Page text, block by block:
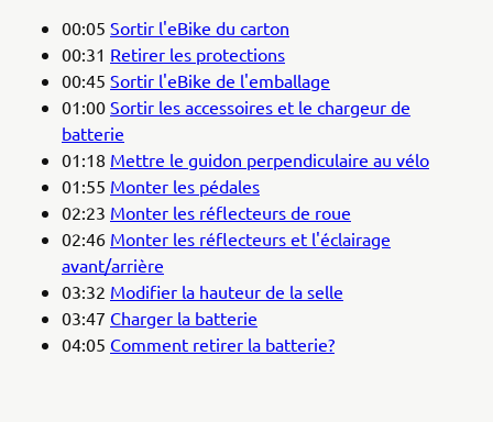
00:05 Sortir l'eBike du carton
00:31 Retirer les protections
00:45 Sortir l'eBike de l'emballage
01:00 Sortir les accessoires et le chargeur de
batterie
01:18 Mettre le guidon perpendiculaire au vélo
01:55 Monter les pédales
02:23 Monter les réflecteurs de roue
02:46 Monter les réflecteurs et l'éclairage
avant/arrière
03:32 Modifier la hauteur de la selle
03:47 Charger la batterie
04:05 Comment retirer la batterie?